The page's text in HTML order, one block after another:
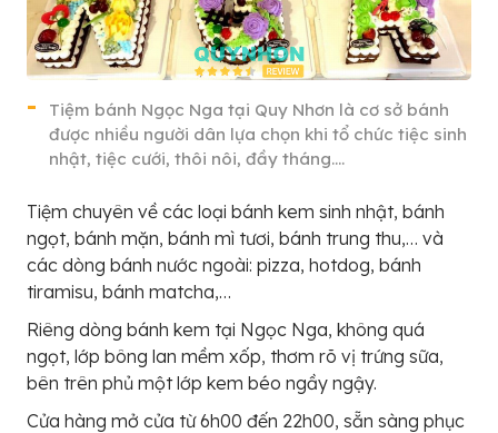
Tiệm bánh Ngọc Nga tại Quy Nhơn là cơ sở bánh
được nhiều người dân lựa chọn khi tổ chức tiệc sinh
nhật, tiệc cưới, thôi nôi, đầy tháng….
Tiệm chuyên về các loại bánh kem sinh nhật, bánh
ngọt, bánh mặn, bánh mì tươi, bánh trung thu,… và
các dòng bánh nước ngoài: pizza, hotdog, bánh
tiramisu, bánh matcha,…
Riêng dòng bánh kem tại Ngọc Nga, không quá
ngọt, lớp bông lan mềm xốp, thơm rõ vị trứng sữa,
bên trên phủ một lớp kem béo ngầy ngậy.
Cửa hàng mở cửa từ 6h00 đến 22h00, sẵn sàng phục